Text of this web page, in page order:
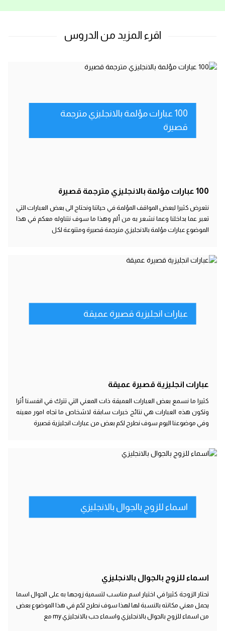
100 عبارات مؤلمة بالانجليزي مترجمة
قصيرة
100 عبارات مؤلمة بالانجليزي مترجمة قصيرة
نتعرض كثيرا لبعض المواقف المؤلمة في حياتنا ونحتاج الى بعض العبارات التي
تعبر عما بداخلنا وعما نشعر به من ألم وهذا ما سوف نتناوله معكم في هذا
الموضوع عبارات مؤلمة بالانجليزي منرجمة قصيرة ومتنوعة لكل
عبارات انجليزية قصيرة عميقة
عبارات انجليزية قصيرة عميقة
كثيرا ما نسمع بعض العبارات العميقة ذات المعني التي تترك في انفسنا أثرا
وتكون هذه العبارات هي نتائج خبرات سابقة لاشخاص ما تجاه امور معينه
وفي موضوعنا اليوم سوف نطرح لكم بعض من عبارات انجليزية قصيرة
اسماء للزوج بالجوال بالانجليزي
اسماء للزوج بالجوال بالانجليزي
تحتار الزوجة كثيرا في اختيار اسم مناسب لتسمية زوجها به على الجوال اسما
يحمل معني مكانته بالنسبة لها لهذا سوف نطرح لكم في هذا الموضوع بعض
من اسماء للزوج بالجوال بالانجليزي واسماء حب بالانجليزي my مع